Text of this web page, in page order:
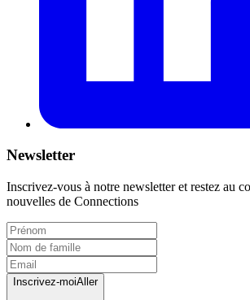
Newsletter
Inscrivez-vous à notre newsletter et restez au
nouvelles de Connections
Inscrivez-moiAller